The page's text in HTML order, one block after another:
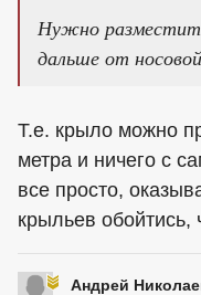
Нужно
дальше от
Т.е. крыло можно
метра и ничего с
все просто,
крыльев
Андрей